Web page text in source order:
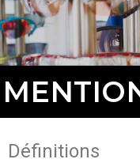
Définitions